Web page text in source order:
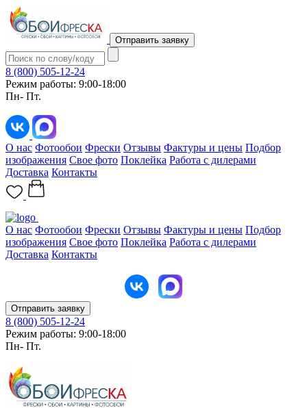
Отправить заявку
8 (800) 505-12-24
Режим работы: 9:00-18:00
Пн- Пт.
О нас Фотообои Фрески Отзывы Фактуры и цены Подбор
изображения Свое фото Поклейка Работа с дилерами
Доставка Контакты
О нас Фотообои Фрески Отзывы Фактуры и цены Подбор
изображения Свое фото Поклейка Работа с дилерами
Доставка Контакты
Отправить заявку
8 (800) 505-12-24
Режим работы: 9:00-18:00
Пн- Пт.